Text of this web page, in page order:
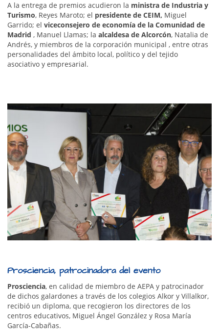
A‍‍ la entrega de premios acudieron la ministra de Industria y
Turismo, Reyes Maroto; el presidente de CEIM, Miguel
Garrido; el viceconsejero de economía de la Comunidad de
Madrid , Manuel Llamas; la alcaldesa de Alcorcón, Natalia de
Andrés, y miembros de la corporación municipal , entre otras
personalidades del ámbito local, político y del tejido
asociativo y empresarial.
Prosciencia, patrocinadora del evento
Prosciencia, en calidad de miembro de AEPA y patrocinador
de dichos galardones a través de los colegios Alkor y Villalkor,
recibió un diploma, que recogieron los directores de los
centros educativos, Miguel Ángel González y Rosa María
García-Cabañas.